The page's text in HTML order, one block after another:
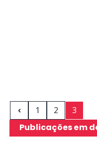
1
2 3
Publicações em